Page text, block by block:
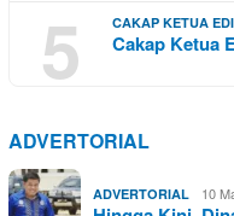
5 CAKAP KETUA EDI
Cakap Ketua
ADVERTORIAL
ADVERTORIAL 10